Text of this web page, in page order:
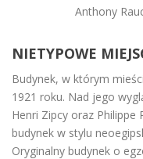
Anthony
NIETYPOWE
Budynek, w którym
1921 roku. Nad jego
Henri Zipcy oraz
budynek w stylu
Oryginalny budynek o